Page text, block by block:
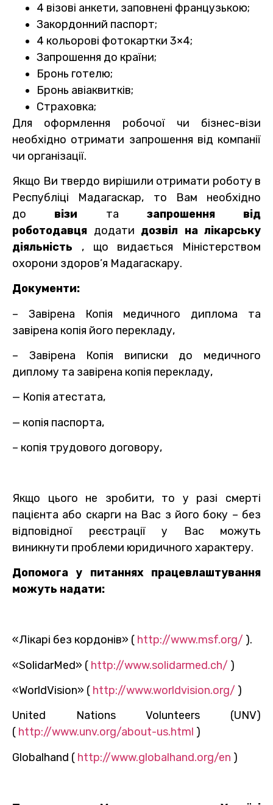
4 візові анкети, заповнені французькою;
Закордонний паспорт;
4 кольорові фотокартки 3×4;
Запрошення до країни;
Бронь готелю;
Бронь авіаквитків;
Страховка;
Для оформлення робочої чи бізнес-візи
необхідно отримати запрошення від компанії
чи організації.
Якщо Ви твердо вирішили отримати роботу в
Республіці Мадагаскар, то Вам необхідно
до візи та запрошення від
роботодавця додати дозвіл на лікарську
діяльність , що видається Міністерством
охорони здоров’я Мадагаскару.
Документи:
– Завірена Копія медичного диплома та
завірена копія його перекладу,
– Завірена Копія виписки до медичного
диплому та завірена копія перекладу,
— Копія атестата,
— копія паспорта,
– копія трудового договору,
Якщо цього не зробити, то у разі смерті
пацієнта або скарги на Вас з його боку – без
відповідної реєстрації у Вас можуть
виникнути проблеми юридичного характеру.
Допомога у питаннях працевлаштування
можуть надати:
«Лікарі без кордонів» ( http://www.msf.org/ ).
«SolidarMed» ( http://www.solidarmed.ch/ )
«WorldVision» ( http://www.worldvision.org/ )
United Nations Volunteers (UNV)
( http://www.unv.org/about-us.html )
Globalhand ( http://www.globalhand.org/en )